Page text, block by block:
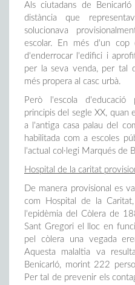
Als ciutadans de
distància que
solucionava
escolar. En més d'un cop
d'enderrocar l'edifici i
per la seva venda, per tal
més propera al casc urbà.
Però l'escola
principis del segle XX, quan
a l'antiga casa palau del
habilitada com a escoles
l'actual col·legi Marqués de
Hospital de la caritat
De manera provisional es
com Hospital de la
l'epidèmia del Còlera de
Sant Gregori el lloc en
pel còlera una vegada
Aquesta malaltia va
Benicarló, morint 222
Per tal de prevenir els